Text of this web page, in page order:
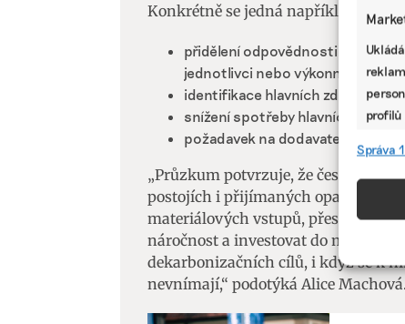
profilů
Správa
Konkrétně se jedná například o:
přidělení odpovědnosti za
jednotlivci nebo výkonnému
identifikace hlavních zdrojů
snížení spotřeby hlavních zdrojů
požadavek na dodavatele, aby
„Průzkum potvrzuje, že české
postojích i přijímaných opatřeních.
materiálových vstupů, přesto nutí
náročnost a investovat do
dekarbonizačních cílů, i když se k
nevnímají,“ podotýká Alice Machová.